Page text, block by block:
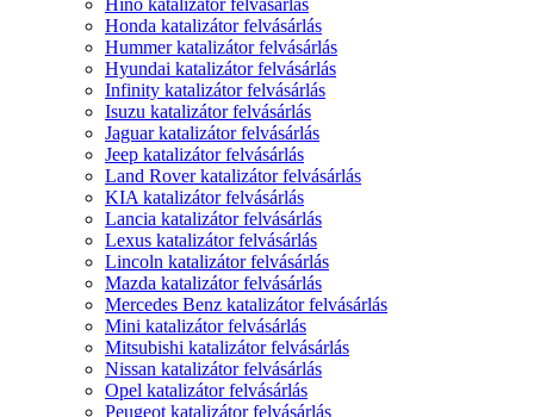
Honda katalizátor felvásárlás
Hummer katalizátor felvásárlás
Hyundai katalizátor felvásárlás
Infinity katalizátor felvásárlás
Isuzu katalizátor felvásárlás
Jaguar katalizátor felvásárlás
Jeep katalizátor felvásárlás
Land Rover katalizátor felvásárlás
KIA katalizátor felvásárlás
Lancia katalizátor felvásárlás
Lexus katalizátor felvásárlás
Lincoln katalizátor felvásárlás
Mazda katalizátor felvásárlás
Mercedes Benz katalizátor felvásárlás
Mini katalizátor felvásárlás
Mitsubishi katalizátor felvásárlás
Nissan katalizátor felvásárlás
Opel katalizátor felvásárlás
Peugeot katalizátor felvásárlás